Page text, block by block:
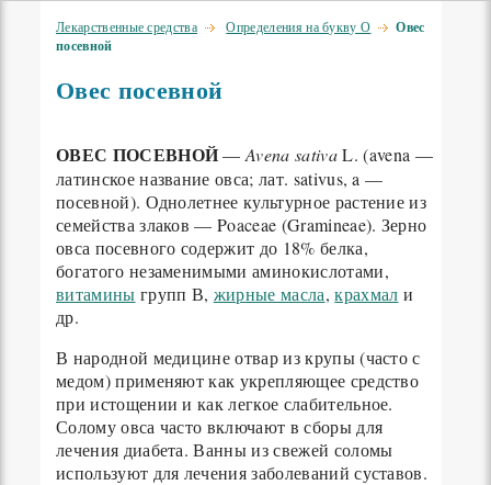
Лекарственные средства Определения на букву О
Овес
посевной
Овес посевной
ОВЕС ПОСЕВНОЙ—Avena sativaL. (avena —
латинское название овса; лат. sativus, a —
посевной). Однолетнее культурное растение из
семейства злаков — Poaceae (Gramineae). Зерно
овса посевного содержит до 18% белка,
богатого незаменимыми аминокислотами,
витамины групп В, жирные масла,крахмал и
др.
В народной медицине отвар из крупы (часто с
медом) применяют как укрепляющее средство
при истощении и как легкое слабительное.
Солому овса часто включают в сборы для
лечения диабета. Ванны из свежей соломы
используют для лечения заболеваний суставов.